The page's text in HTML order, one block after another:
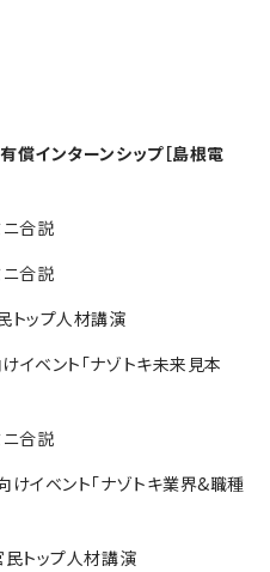
インターンシップ［島根電
合説
合説
ップ人材講演
ベント「ナゾトキ未来見本
合説
イベント「ナゾトキ業界&職種
トップ人材講演